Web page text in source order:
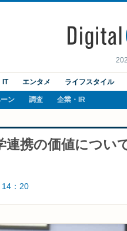
IT エンタメ ライフスタイル
ン 調査 企業・IR
連携の価値につい
14：20